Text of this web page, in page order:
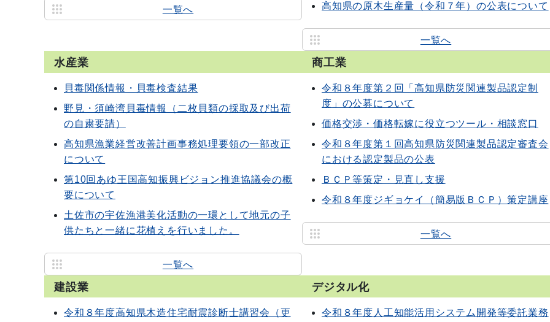
一覧へ
高知県の原木生産量（令和７年）の公表について
一覧へ
水産業
貝毒関係情報・貝毒検査結果
野見・須崎湾貝毒情報（二枚貝類の採取及び出荷
の自粛要請）
高知県漁業経営改善計画事務処理要領の一部改正
について
第10回あゆ王国高知振興ビジョン推進協議会の概
要について
土佐市の宇佐漁港美化活動の一環として地元の子
供たちと一緒に花植えを行いました。
一覧へ
商工業
令和８年度第２回「高知県防災関連製品認定制
度」の公募について
価格交渉・価格転嫁に役立つツール・相談窓口
令和８年度第１回高知県防災関連製品認定審査会
における認定製品の公表
ＢＣＰ等策定・見直し支援
令和８年度ジギョケイ（簡易版ＢＣＰ）策定講座
一覧へ
建設業
令和８年度高知県木造住宅耐震診断士講習会（更
デジタル化
令和８年度人工知能活用システム開発等委託業務